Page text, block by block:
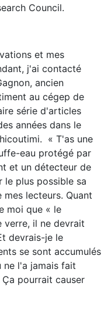
Council.
et mes
j'ai contacté
ancien
au cégep de
série d'articles
années dans le
« T'as une
eau protégé par
et un détecteur de
le plus possible sa
lecteurs. Quant
moi que « le
verre, il ne devrait
devrais-je le
se sont accumulés
ne l'a jamais fait
pourrait causer